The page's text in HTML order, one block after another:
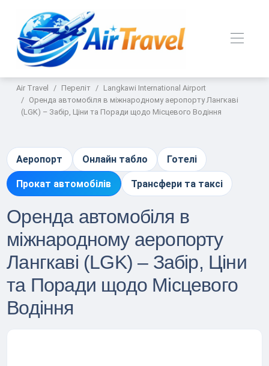
Air Travel Переліт
Langkawi International Airport
Оренда автомобіля в міжнародному аеропорту Лангкаві
(LGK) – Забір, Ціни та Поради щодо Місцевого Водіння
Аеропорт Онлайн табло Готелі
Прокат автомобілів Трансфери та таксі
Оренда автомобіля в
міжнародному аеропорту
Лангкаві (LGK) – Забір, Ціни
та Поради щодо Місцевого
Водіння